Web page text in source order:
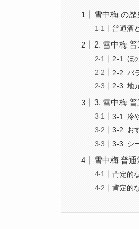
雪中梅 の歴
普通酒
2. 雪中梅
2-1. ほ
2-2. バ
2-3. 地
3. 雪中梅
3-1. 冷
3-2. お
3-3. シ
雪中梅 普
肯定的
肯定的